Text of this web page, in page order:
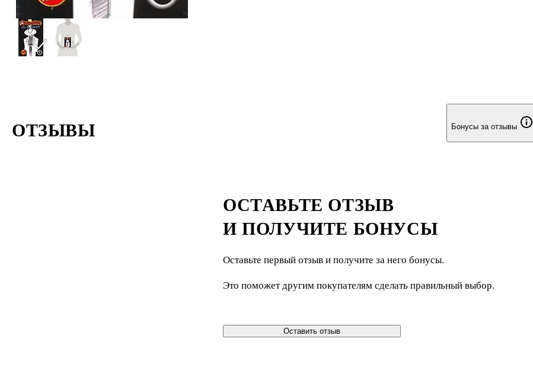
ОТЗЫВЫ Бонусы за отзывы
ОСТАВЬТЕ ОТЗЫВ
И ПОЛУЧИТЕ БОНУСЫ
Оставьте первый отзыв и получите за него бонусы.
Это поможет другим покупателям сделать правильный выбор.
Оставить отзыв